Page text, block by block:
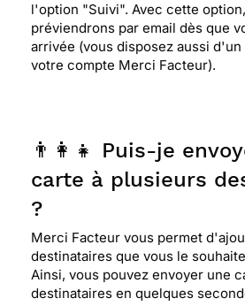
l'option "Suivi". Avec cette
préviendrons par email dès que
arrivée (vous disposez aussi
votre compte Merci Facteur).
👨‍👩‍👧 Puis-je
carte à plusieurs
?
Merci Facteur vous permet
destinataires que vous le
Ainsi, vous pouvez envoyer une
destinataires en quelques